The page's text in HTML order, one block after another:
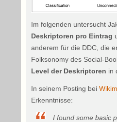
Im folgenden untersucht
Deskriptoren pro Eintrag
anderem für die DDC, die
Folksonomy des Social-
Level der Deskriptoren in
In seinem Posting bei
Erkenntnisse:
I found some basic